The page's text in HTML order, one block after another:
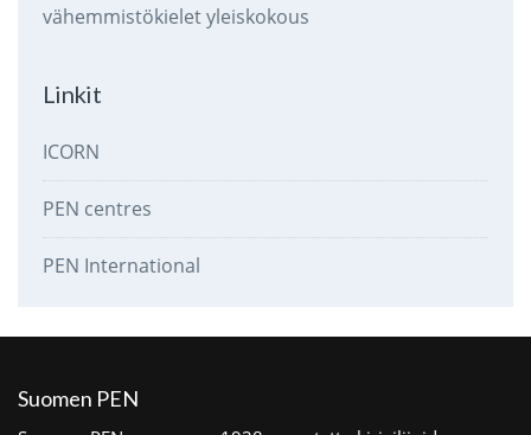
vähemmistökieletyleiskokous
Linkit
ICORN
PEN centres
PEN International
Suomen PEN